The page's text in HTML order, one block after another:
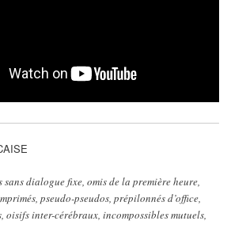
sans dialogue fixe, omis de la première heure,
pseudo-pseudos, prépilonnés d’office,
oisifs inter-cérébraux, incompossibles mutuels,